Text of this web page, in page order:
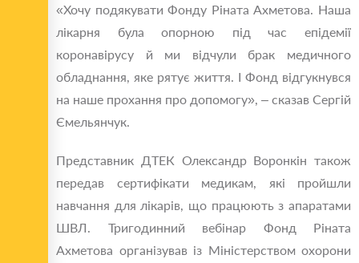
«Хочу подякувати Фонду Ріната Ахметова. Наша
лікарня була опорною під час епідемії
коронавірусу й ми відчули брак медичного
обладнання, яке рятує життя. І Фонд відгукнувся
на наше прохання про допомогу», – сказав Сергій
Ємельянчук.
Представник ДТЕК Олександр Воронкін також
передав сертифікати медикам, які пройшли
навчання для лікарів, що працюють з апаратами
ШВЛ. Тригодинний вебінар Фонд Ріната
Ахметова організував із Міністерством охорони